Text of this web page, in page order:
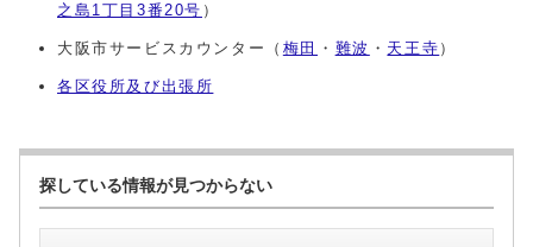
之島1丁目3番20号 ）
大阪市サービスカウンター（ 梅田 ・ 難波 ・ 天王寺 ）
各区役所及び出張所
探している情報が見つからない